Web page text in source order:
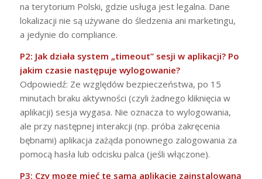
na terytorium Polski, gdzie usługa jest legalna. Dane
lokalizacji nie są używane do śledzenia ani marketingu,
a jedynie do compliance.
P2: Jak działa system „timeout” sesji w aplikacji? Po
jakim czasie następuje wylogowanie?
Odpowiedź: Ze względów bezpieczeństwa, po 15
minutach braku aktywności (czyli żadnego kliknięcia w
aplikacji) sesja wygasa. Nie oznacza to wylogowania,
ale przy następnej interakcji (np. próba zakręcenia
bębnami) aplikacja zażąda ponownego zalogowania za
pomocą hasła lub odcisku palca (jeśli włączone).
P3: Czy mogę mieć tę samą aplikację zainstalowaną